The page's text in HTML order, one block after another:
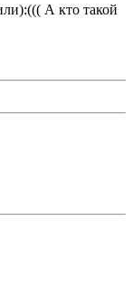
А кто такой